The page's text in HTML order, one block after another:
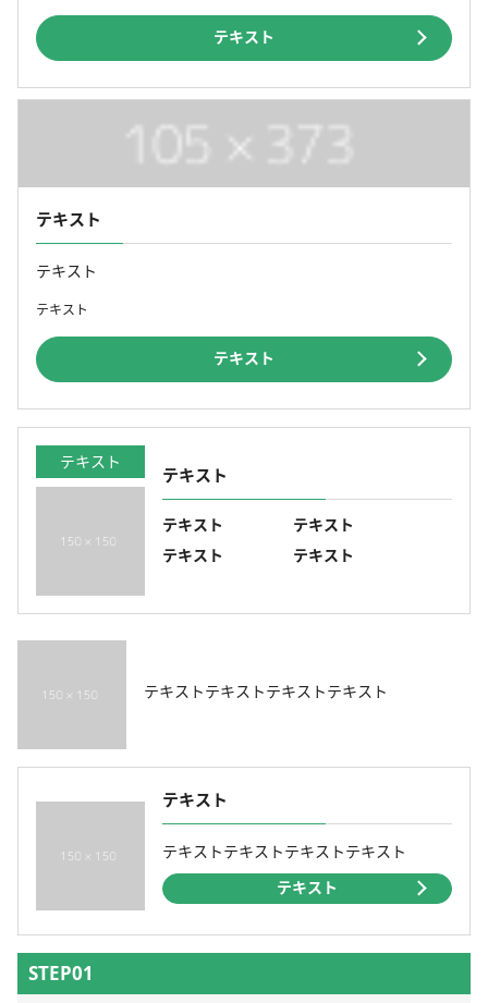
テキスト
テキスト
テキスト
テキスト
テキスト
テキスト
テキスト
テキスト
テキスト
テキスト
テキスト
テキストテキストテキストテキスト
テキスト
テキストテキストテキストテキスト
テキスト
STEP01